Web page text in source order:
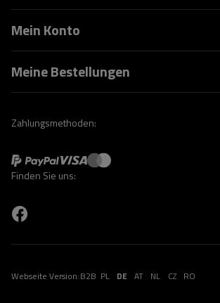
Mein Konto
Meine Bestellungen
Zahlungsmethoden:
Finden Sie uns:
Webseite Version:B2B PL DE AT NL CZ RO